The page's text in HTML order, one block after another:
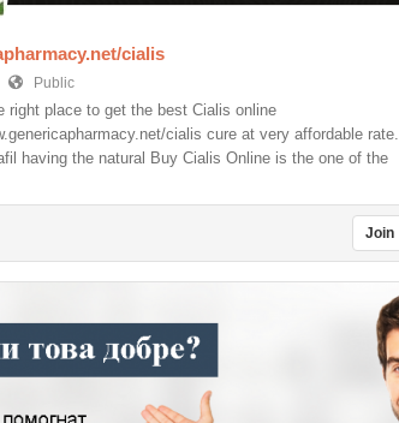
cialis
Public
right place to get the best Cialis online
cialis cure at very affordable rate.
having the natural Buy Cialis Online is the one of the
Join